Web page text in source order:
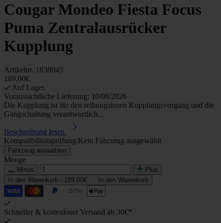
Cougar Mondeo Fiesta Focus
Puma Zentralausrücker
Kupplung
Artikelnr. 1838043
189,00€
Auf Lager.
Voraussichtliche Lieferung: 10/08/2026
Die Kupplung ist für den reibungslosen Kupplungsvorgang und die
Gangschaltung verantwortlich...
Beschreibung lesen
Kompatibilitätsprüfung:Kein Fahrzeug ausgewählt
Fahrzeug auswählen
Menge
Minus
Plus
In den Warenkorb - 189,00€ In den Warenkorb
Schneller & kostenloser Versand ab 30€*